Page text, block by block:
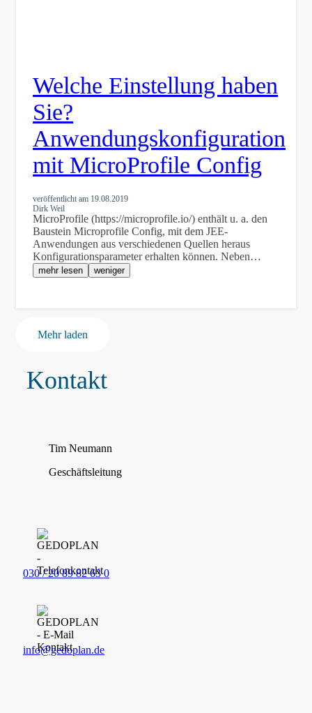
Welche Einstellung haben
Sie?
Anwendungskonfiguration
mit MicroProfile Config
veröffentlicht am 19.08.2019
Dirk Weil
MicroProfile (https://microprofile.io/) enthält u. a. den
Baustein Microprofile Config, mit dem JEE-
Anwendungen aus verschiedenen Quellen heraus
Konfigurationsparameter erhalten können. Neben…
mehr lesen weniger
Mehr laden
Kontakt
Tim Neumann
Geschäftsleitung
030 / 20 89 82 63 0
info@gedoplan.de